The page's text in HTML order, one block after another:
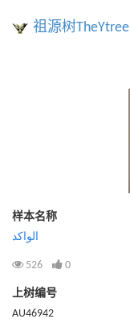
祖源树TheYtree
样本名称
الواكد
526 0
上树编号
AU46942